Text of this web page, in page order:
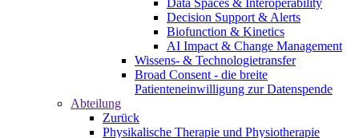
Data Spaces & Interoperability
Decision Support & Alerts
Biofunction & Kinetics
AI Impact & Change Management
Wissens- & Technologietransfer
Broad Consent - die breite
Patienteneinwilligung zur Datenspende
Abteilung
Zurück
Physikalische Therapie und Physiotherapie